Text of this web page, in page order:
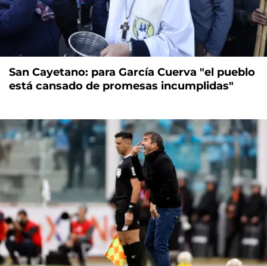
San Cayetano: para García Cuerva "el pueblo
está cansado de promesas incumplidas"